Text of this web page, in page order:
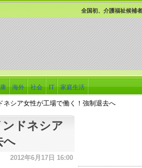
全国初、介護福祉候補
海外 社会 IT 家庭生活
シア女性が工場で働く！強制退去へ
ンドネシア
へ
2012年6月17日 16:00